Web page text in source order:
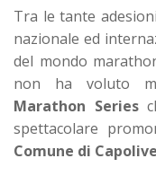
Tra le tante
nazionale ed
del mondo
non ha voluto
Marathon Series
spettacolare
Comune di